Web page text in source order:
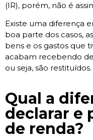
(IR), porém, não é
Existe uma diferença
boa parte dos casos,
bens e os gastos que
acabam recebendo
ou seja, são restituídos.
Qual a
declarar e
de renda?